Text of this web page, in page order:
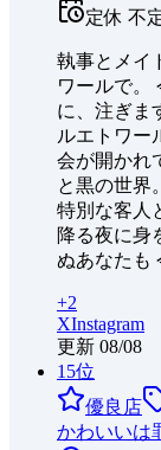
定休 不
執事とメイ
ワールで。
に、注ぎま
ルエトワー
会が開かれ
と黒の世界
特別な客人
降る夜に身
ぬあなたも
+2
XInstagram
更新 08/08
15位
優良店
かわいいは